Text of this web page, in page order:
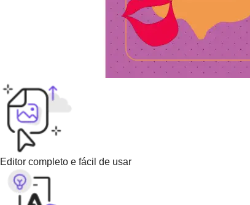
Editor completo e fácil de usar